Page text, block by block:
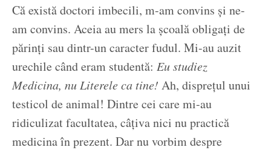
Că există doctori imbecili, m-am convins și ne-
am convins. Aceia au mers la școală obligați de
părinți sau dintr-un caracter fudul. Mi-au auzit
urechile când eram studentă: Eu studiez
Medicina, nu Literele ca tine! Ah, disprețul unui
testicol de animal! Dintre cei care mi-au
ridiculizat facultatea, câțiva nici nu practică
medicina în prezent. Dar nu vorbim despre